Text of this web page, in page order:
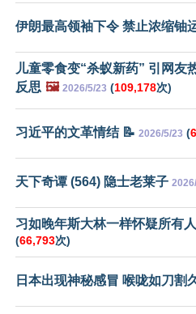
伊朗最高领袖下令 禁止浓缩铀
儿童零食变“杀蚁新药” 引网友
反思 🖼️ 2026/5/23 (109,178次)
习近平的文革情结 📝 2026/5/23 (
天下奇谭 (564) 隐士老莱子
习如晚年斯大林一样怀疑所有
(66,793次)
日本出现神秘感冒 喉咙如刀割